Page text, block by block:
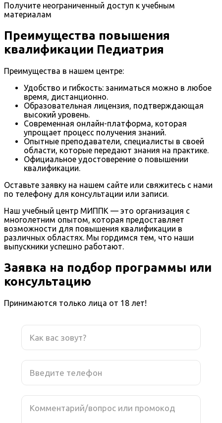
Получите неограниченный доступ к учебным
материалам
Преимущества повышения
квалификации Педиатрия
Преимущества в нашем центре:
Удобство и гибкость: заниматься можно в любое
время, дистанционно.
Образовательная лицензия, подтверждающая
высокий уровень.
Современная онлайн-платформа, которая
упрощает процесс получения знаний.
Опытные преподаватели, специалисты в своей
области, которые передают знания на практике.
Официальное удостоверение о повышении
квалификации.
Оставьте заявку на нашем сайте или свяжитесь с нами
по телефону для консультации или записи.
Наш учебный центр МИППК — это организация с
многолетним опытом, которая предоставляет
возможности для повышения квалификации в
различных областях. Мы гордимся тем, что наши
выпускники успешно работают.
Заявка на подбор программы или
консультацию
Принимаются только лица от 18 лет!